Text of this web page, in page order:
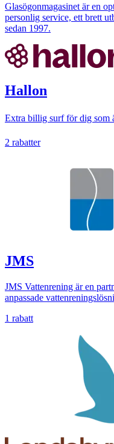
Glasögonmagasinet är en
personlig service, ett brett
sedan 1997.
Hallon
Extra billig surf för dig
2 rabatter
JMS
JMS Vattenrening är en
anpassade
1 rabatt